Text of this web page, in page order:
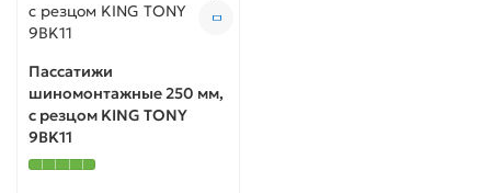
Пассатижи
шиномонтажные 250 мм,
с резцом KING TONY
9BK11